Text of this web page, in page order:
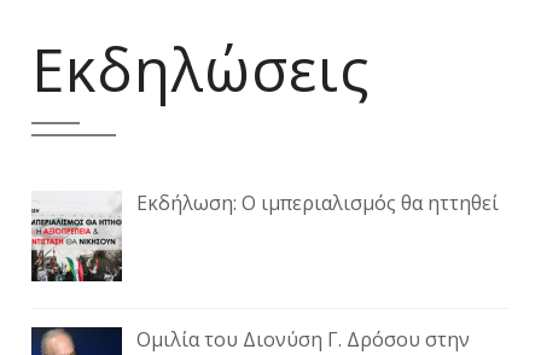
Εκδηλώσεις
Εκδήλωση: Ο ιμπεριαλισμός θα ηττηθεί
Ομιλία του Διονύση Γ. Δρόσου στην